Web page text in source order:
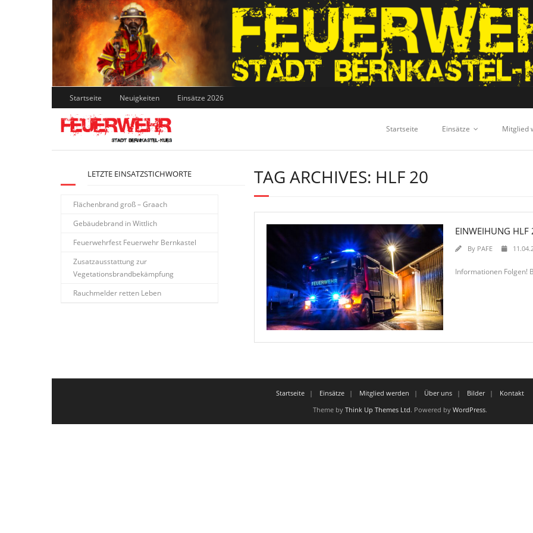
Skip
to
content
Startseite Neuigkeiten Einsätze 2026
Startseite Einsätze Mitglied
TAG ARCHIVES: HLF 20
EINWEIHUNG HLF
By PAFE
Informationen Folgen!
LETZTE EINSATZSTICHWORTE
Flächenbrand groß – Graach
Gebäudebrand in Wittlich
Feuerwehrfest Feuerwehr Bernkastel
Zusatzausstattung zur
Vegetationsbrandbekämpfung
Rauchmelder retten Leben
Startseite Einsätze Mitglied werden Über uns Bilder
Kontakt
Theme by Think Up Themes Ltd. Powered by WordPress.